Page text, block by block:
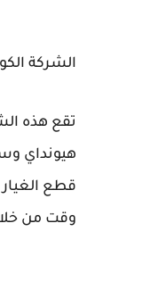
الشركة
تقع هذه
هيونداي
قطع
وقت من